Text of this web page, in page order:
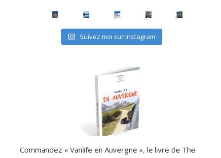
Suivez moi sur Instagram
Commandez « Vanlife en Auvergne », le livre de The